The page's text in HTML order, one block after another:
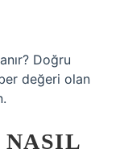
Doğru
değeri olan
NASIL